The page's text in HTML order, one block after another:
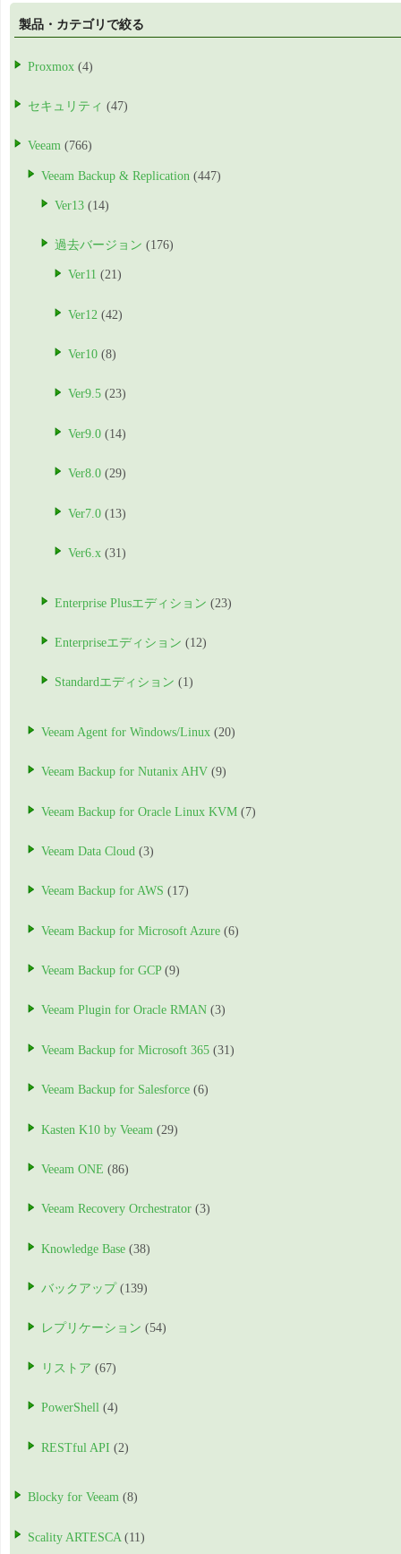
製品・カテゴリで絞る
Proxmox (4)
セキュリティ (47)
Veeam (766)
Veeam Backup & Replication (447)
Ver13 (14)
過去バージョン (176)
Ver11 (21)
Ver12 (42)
Ver10 (8)
Ver9.5 (23)
Ver9.0 (14)
Ver8.0 (29)
Ver7.0 (13)
Ver6.x (31)
Enterprise Plusエディション (23)
Enterpriseエディション (12)
Standardエディション (1)
Veeam Agent for Windows/Linux (20)
Veeam Backup for Nutanix AHV (9)
Veeam Backup for Oracle Linux KVM (7)
Veeam Data Cloud (3)
Veeam Backup for AWS (17)
Veeam Backup for Microsoft Azure (6)
Veeam Backup for GCP(9)
Veeam Plugin for Oracle RMAN (3)
Veeam Backup for Microsoft 365 (31)
Veeam Backup for Salesforce (6)
Kasten K10 by Veeam (29)
Veeam ONE (86)
Veeam Recovery Orchestrator (3)
Knowledge Base (38)
バックアップ (139)
レプリケーション (54)
リストア (67)
PowerShell (4)
RESTful API (2)
Blocky for Veeam (8)
Scality ARTESCA (11)